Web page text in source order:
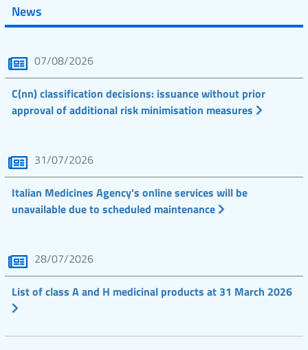
News
07/08/2026
C(nn) classification decisions: issuance without prior
approval of additional risk minimisation measures
31/07/2026
Italian Medicines Agency's online services will be
unavailable due to scheduled maintenance
28/07/2026
List of class A and H medicinal products at 31 March 2026